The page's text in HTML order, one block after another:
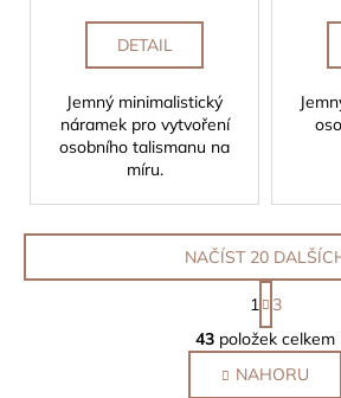
DETAIL
Jemný minimalistický
náramek pro vytvoření
osobního talismanu na
míru.
O
v
l
NAČÍST 20
S
t
r
á
n
1
3
43 položek celkem
NAHORU